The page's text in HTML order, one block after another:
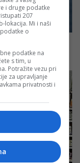
i druge podatke
207
lokacija. Mi i naši
o
podatke na
s tim, u
Potražite vezu pri
za upravljanje
privatnosti i